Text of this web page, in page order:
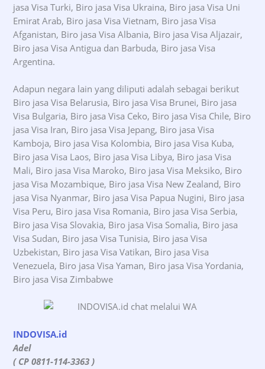
jasa Visa Turki, Biro jasa Visa Ukraina, Biro jasa Visa Uni
Emirat Arab, Biro jasa Visa Vietnam, Biro jasa Visa
Afganistan, Biro jasa Visa Albania, Biro jasa Visa Aljazair,
Biro jasa Visa Antigua dan Barbuda, Biro jasa Visa
Argentina.
Adapun negara lain yang diliputi adalah sebagai berikut
Biro jasa Visa Belarusia, Biro jasa Visa Brunei, Biro jasa
Visa Bulgaria, Biro jasa Visa Ceko, Biro jasa Visa Chile, Biro
jasa Visa Iran, Biro jasa Visa Jepang, Biro jasa Visa
Kamboja, Biro jasa Visa Kolombia, Biro jasa Visa Kuba,
Biro jasa Visa Laos, Biro jasa Visa Libya, Biro jasa Visa
Mali, Biro jasa Visa Maroko, Biro jasa Visa Meksiko, Biro
jasa Visa Mozambique, Biro jasa Visa New Zealand, Biro
jasa Visa Nyanmar, Biro jasa Visa Papua Nugini, Biro jasa
Visa Peru, Biro jasa Visa Romania, Biro jasa Visa Serbia,
Biro jasa Visa Slovakia, Biro jasa Visa Somalia, Biro jasa
Visa Sudan, Biro jasa Visa Tunisia, Biro jasa Visa
Uzbekistan, Biro jasa Visa Vatikan, Biro jasa Visa
Venezuela, Biro jasa Visa Yaman, Biro jasa Visa Yordania,
Biro jasa Visa Zimbabwe
INDOVISA.id
Adel
( CP 0811-114-3363 )